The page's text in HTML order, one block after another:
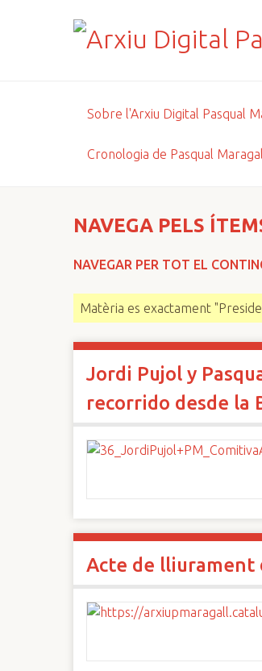
Sobre l'Arxiu Digital Pasqual
Cronologia de Pasqual
NAVEGA PELS
NAVEGAR PER TOT EL
Matèria es exactament
Jordi Pujol y
recorrido desde la
Acte de lliurament